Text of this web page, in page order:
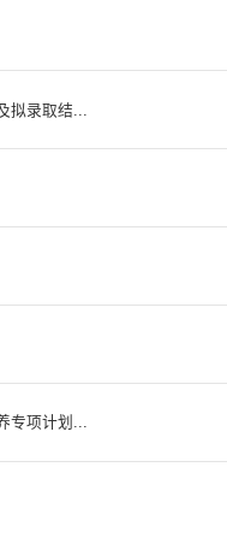
拟录取结...
专项计划...